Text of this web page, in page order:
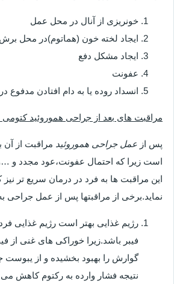
خونریزی از آنال در محل عمل
ایجاد لخته خون (هماتوم)در محل
ایجاد مشکل دفع
عفونت
انسداد روده یا به دام افتادن مدفوع
مراقبت های بعد از جراحی هموروئید
پس از عمل جراحی هموروئید مراقبت از آن
است زیرا که احتمال عفونت،عود مجدد و
این مراقبت ها به فرد در درمان سریع تر
نماید.برخی از مراقبتها پس از عمل
رژیم غذایی بهتر است رژیم غذایی
فیبر باشد.زیرا خوراکی های غنی از
گوارش را بهبود بخشیده و از یبوست
نتیجه فشار وارده به رکتوم کاهش می